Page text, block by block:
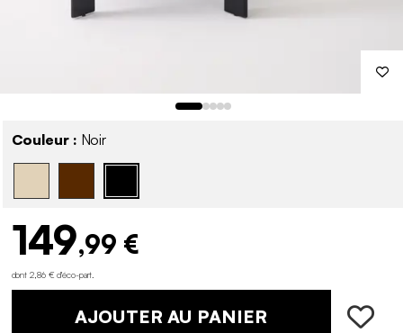
Couleur : Noir
149,99 €
dont 2,86 € d'éco-part
AJOUTER AU PANIER